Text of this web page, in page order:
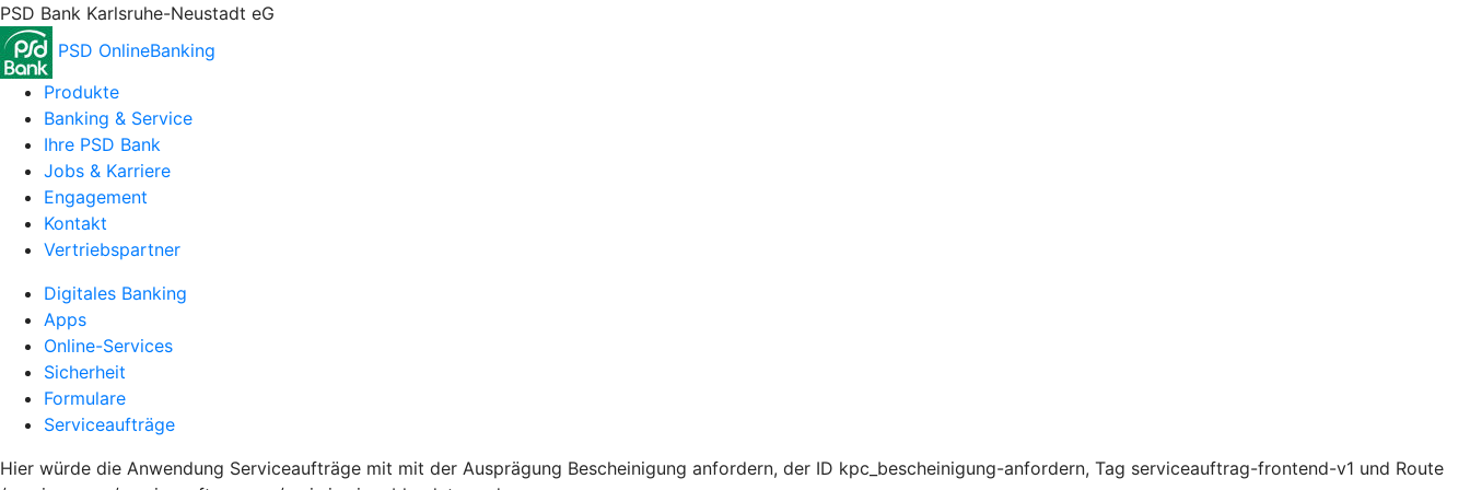
PSD Bank Karlsruhe-Neustadt eG
PSD OnlineBanking
Produkte
Banking & Service
Ihre PSD Bank
Jobs & Karriere
Engagement
Kontakt
Vertriebspartner
Digitales Banking
Apps
Online-Services
Sicherheit
Formulare
Serviceaufträge
Hier würde die Anwendung Serviceaufträge mit mit der Ausprägung Bescheinigung anfordern, der ID kpc_bescheinigung-anfordern, Tag serviceauftrag-frontend-v1 und Route